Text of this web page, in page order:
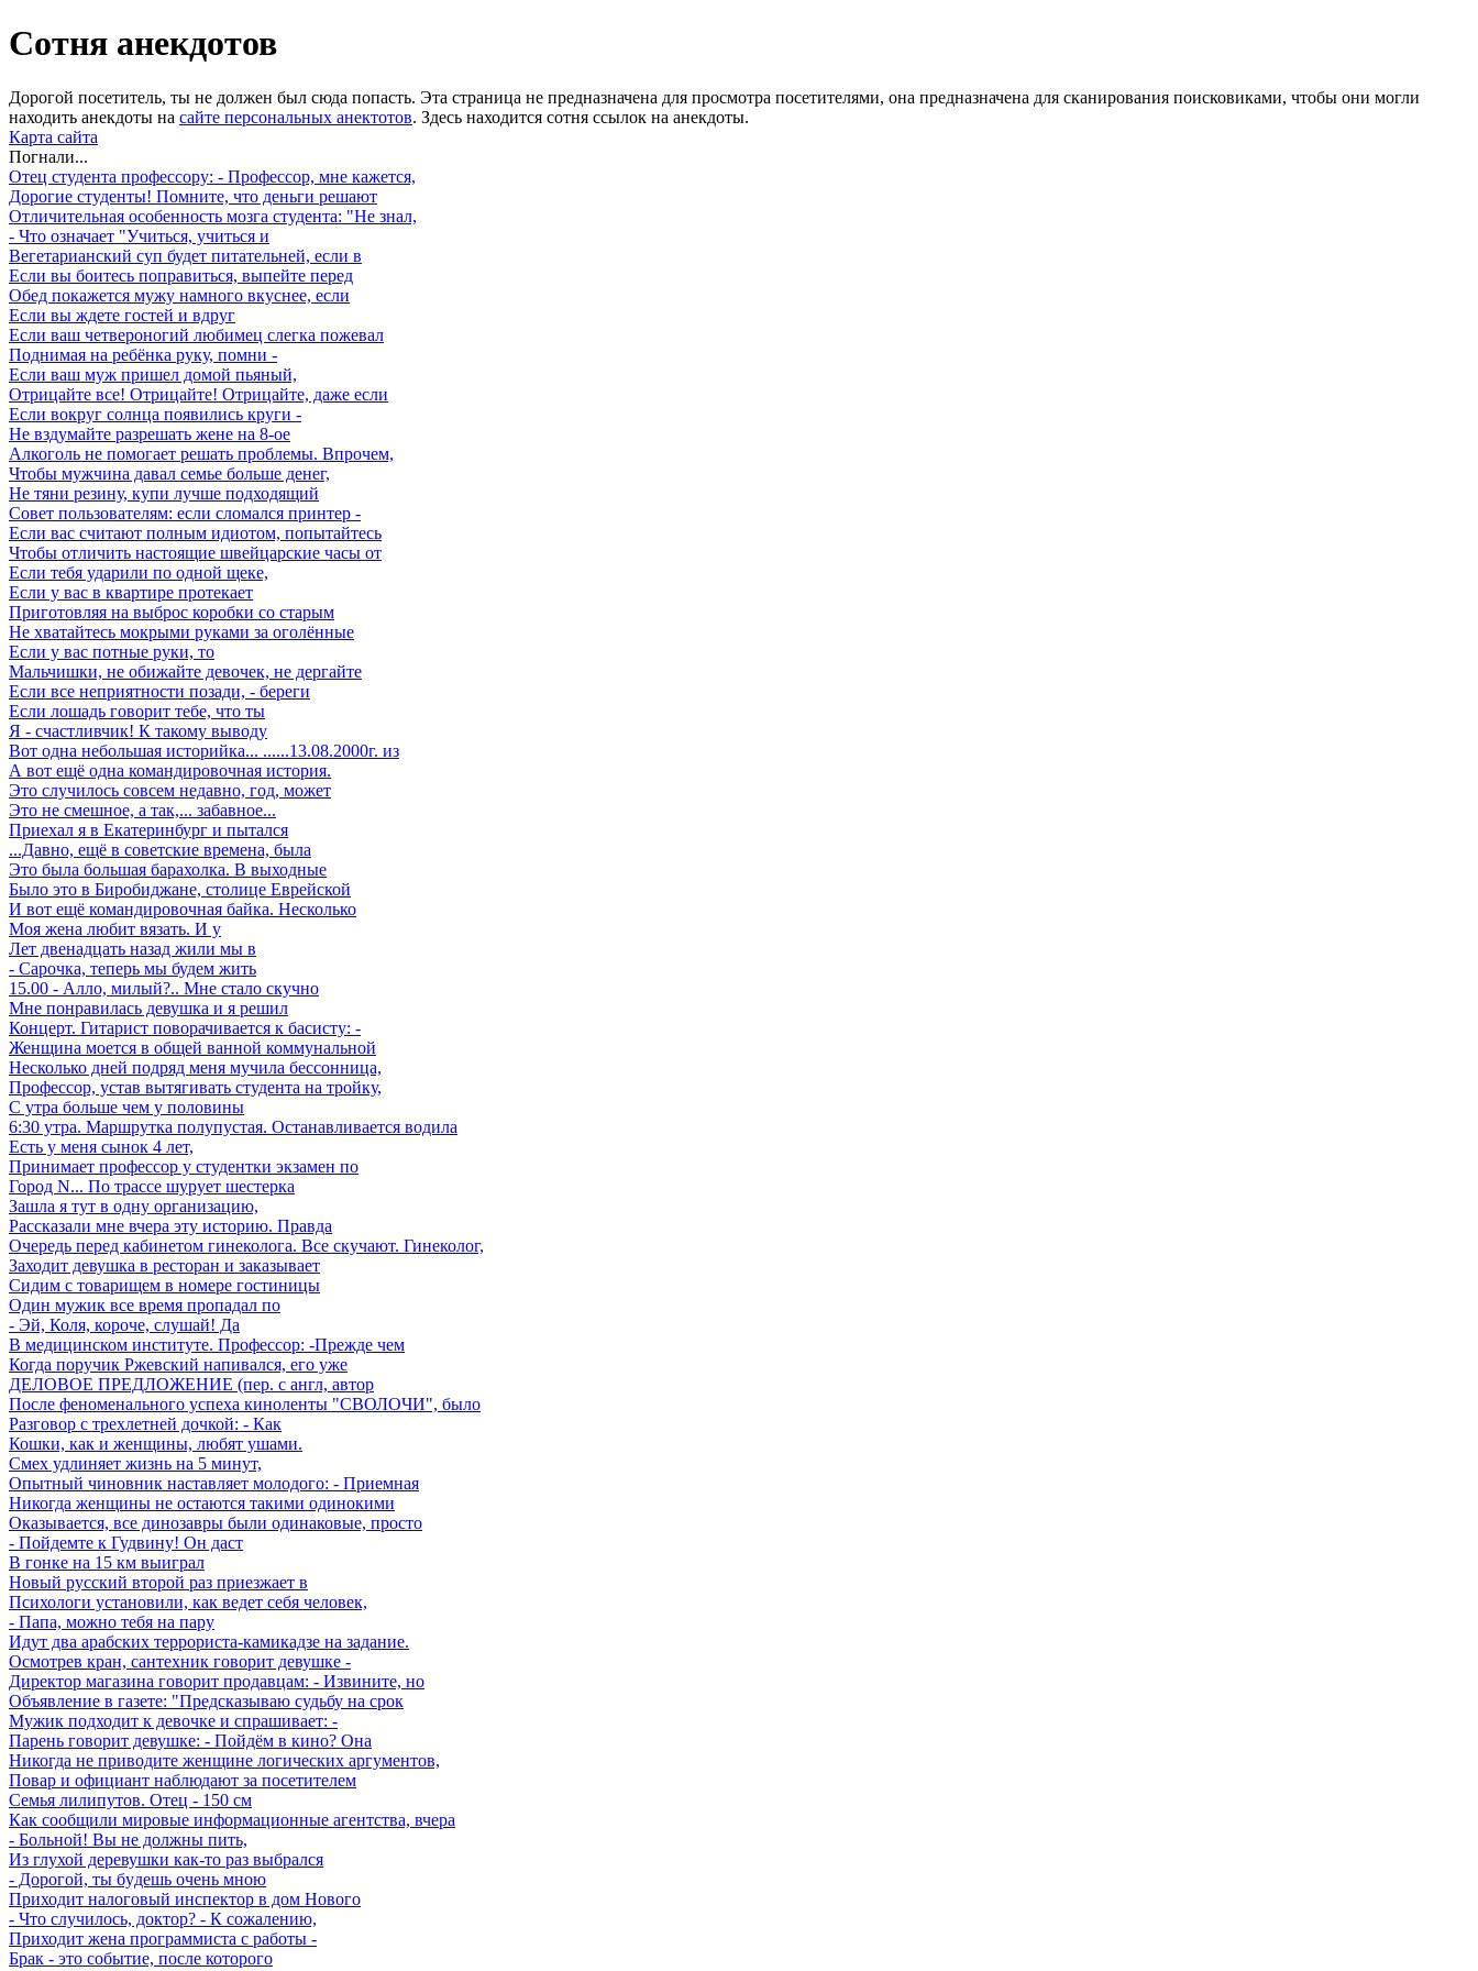
Сотня анекдотов
Дорогой посетитель, ты не должен был сюда попасть. Эта страница не предназначена для просмотра посетителями, она предназначена для сканирования поисковиками, чтобы они могли
находить анекдоты на сайте персональных анектотов. Здесь находится сотня ссылок на анекдоты.
Карта сайта
Погнали...
Отец студента профессору: - Профессор, мне кажется,
Дорогие студенты! Помните, что деньги решают
Отличительная особенность мозга студента: "Не знал,
- Что означает "Учиться, учиться и
Вегетарианский суп будет питательней, если в
Если вы боитесь поправиться, выпейте перед
Обед покажется мужу намного вкуснее, если
Если вы ждете гостей и вдруг
Если ваш четвероногий любимец слегка пожевал
Поднимая на ребёнка руку, помни -
Если ваш муж пришел домой пьяный,
Отрицайте все! Отрицайте! Отрицайте, даже если
Если вокруг солнца появились круги -
Не вздумайте разрешать жене на 8-ое
Алкоголь не помогает решать проблемы. Впрочем,
Чтобы мужчина давал семье больше денег,
Не тяни резину, купи лучше подходящий
Совет пользователям: если сломался принтер -
Если вас считают полным идиотом, попытайтесь
Чтобы отличить настоящие швейцарские часы от
Если тебя ударили по одной щеке,
Если у вас в квартире протекает
Приготовляя на выброс коробки со старым
Не хватайтесь мокрыми руками за оголённые
Если у вас потные руки, то
Мальчишки, не обижайте девочек, не дергайте
Если все неприятности позади, - береги
Если лошадь говорит тебе, что ты
Я - счастливчик! К такому выводу
Вот одна небольшая историйка... ......13.08.2000г. из
А вот ещё одна командировочная история.
Это случилось совсем недавно, год, может
Это не смешное, а так,... забавное...
Приехал я в Екатеринбург и пытался
...Давно, ещё в советские времена, была
Это была большая барахолка. В выходные
Было это в Биробиджане, столице Еврейской
И вот ещё командировочная байка. Несколько
Моя жена любит вязать. И у
Лет двенадцать назад жили мы в
- Саpочка, тепеpь мы будем жить
15.00 - Алло, милый?.. Мне стало скучно
Мне понравилась девушка и я решил
Концерт. Гитарист поворачивается к басисту: -
Женщина моется в общей ванной коммунальной
Несколько дней подряд меня мучила бессонница,
Профессор, устав вытягивать студента на тройку,
С утра больше чем у половины
6:30 утра. Маршрутка полупустая. Останавливается водила
Есть у меня сынок 4 лет,
Принимает профессор у студентки экзамен по
Город N... По трассе шурует шестерка
Зашла я тут в одну организацию,
Рассказали мне вчера эту историю. Правда
Очередь перед кабинетом гинеколога. Все скучают. Гинеколог,
Заходит девушка в ресторан и заказывает
Сидим с товарищем в номере гостиницы
Один мужик все время пропадал по
- Эй, Коля, короче, слушай! Да
В медицинском институте. Профессор: -Прежде чем
Когда поручик Ржевский напивался, его уже
ДЕЛОВОЕ ПРЕДЛОЖЕНИЕ (пер. с англ, автор
После феноменального успеха киноленты "СВОЛОЧИ", было
Разговор с трехлетней дочкой: - Как
Кошки, как и женщины, любят ушами.
Смех удлиняет жизнь на 5 минут,
Опытный чиновник наставляет молодого: - Приемная
Никогда женщины не остаются такими одинокими
Оказывается, все динозавры были одинаковые, просто
- Пойдемте к Гудвину! Он даст
В гонке на 15 км выиграл
Новый русский второй раз приезжает в
Психологи установили, как ведет себя человек,
- Папа, можно тебя на пару
Идут два арабских террориста-камикадзе на задание.
Осмотрев кран, сантехник говорит девушке -
Директор магазина говорит продавцам: - Извините, но
Объявление в газете: "Предсказываю судьбу на срок
Мужик подходит к девочке и спрашивает: -
Парень говорит девушке: - Пойдём в кино? Она
Никогда не приводите женщине логических аргументов,
Поваp и официант наблюдают за посетителем
Семья лилипутов. Отец - 150 см
Как сообщили мировые информационные агентства, вчера
- Больной! Вы не должны пить,
Из глухой деревушки как-то раз выбрался
- Доpогой, ты бyдешь очень мною
Приходит налоговый инспектор в дом Нового
- Что случилось, доктор? - К сожалению,
Приходит жена программиста с работы -
Брак - это событие, после которого